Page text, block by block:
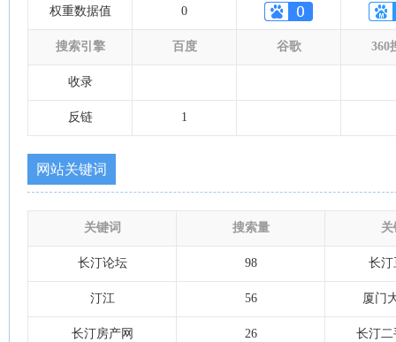
权重数据值 0
搜索引擎 百度 谷歌 360
收录
反链 1
网站关键词
关键词 搜索量 关
长汀论坛 98 长汀
汀江 56 厦门
长汀房产网 26 长汀二